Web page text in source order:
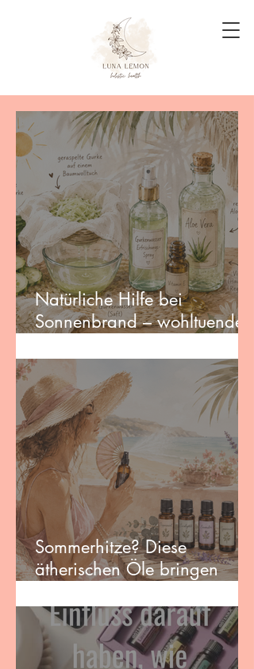
Natürliche Hilfe bei
Sonnenbrand – wohltuende
sonnengestresste Haut
Sommerhitze? Diese
ätherischen Öle bringen